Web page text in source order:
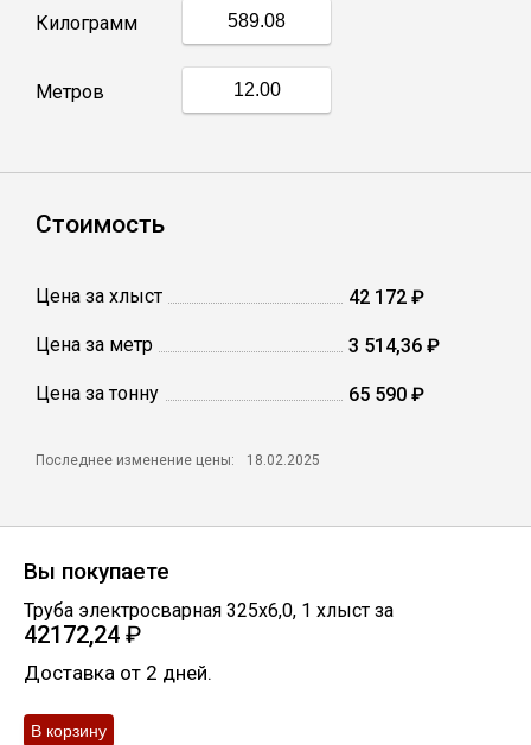
Катанка
Винтовые сваи
Столбы заборные
Сетка кладочная
Круги абразивные
Электроды
Скобо-гибочные изделия
Килограмм
Метров
Стоимость
Цена за хлыст 42 172 ₽
Цена за метр 3 514,36 ₽
Цена за тонну 65 590 ₽
Последнее изменение цены: 18.02.2025
Вы покупаете
Труба электросварная 325х6,0, 1 хлыст за
42172,24 ₽
Доставка от 2 дней.